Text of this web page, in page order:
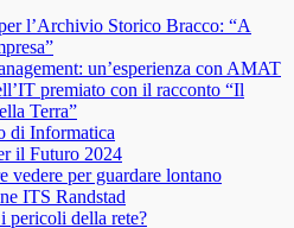
l’Archivio Storico Bracco: “A
un’esperienza con AMAT
premiato con il racconto “Il
Terra”
di Informatica
il Futuro 2024
vedere per guardare lontano
ITS Randstad
pericoli della rete?